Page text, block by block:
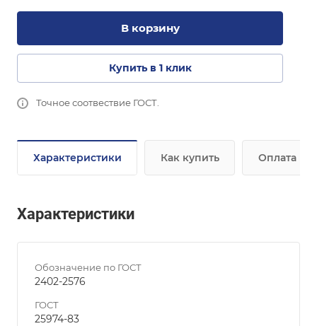
В корзину
Купить в 1 клик
Точное соотвествие ГОСТ.
Характеристики Как купить Оплата
Характеристики
Обозначение по ГОСТ
2402-2576
ГОСТ
25974-83